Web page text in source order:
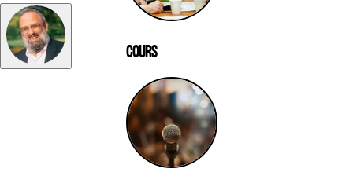
COURS